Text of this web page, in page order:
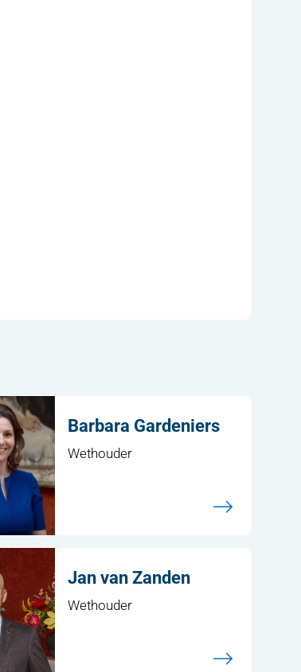
Barbara Gardeniers
Wethouder
Jan van Zanden
Wethouder